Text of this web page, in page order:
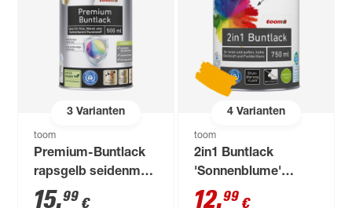
3Varianten
toom
Premium-Buntlack
rapsgelb seidenmatt
500 ml
15,99 €
4Varianten
toom
2in1 Buntlack
'Sonnenblume'
orangegelb
12,99 €